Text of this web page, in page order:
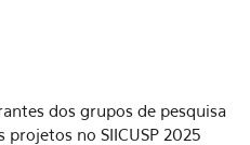
dos grupos de pesquisa
projetos no SIICUSP 2025